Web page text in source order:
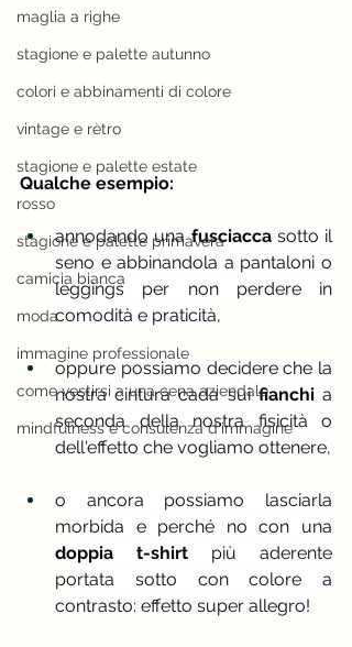
maglia a righe
stagione e palette autunno
colori e abbinamenti di colore
vintage e rètro
stagione e palette estate
rosso
stagione e palette primavera
camicia bianca
moda
immagine professionale
come vestirsi a una cena aziendale
mindfulness e consulenza d'immagine
Qualche esempio:
annodando una fusciacca sotto il
seno e abbinandola a pantaloni o
leggings per non perdere in
comodità e praticità,
oppure possiamo decidere che la
nostra cintura cada sui fianchi a
seconda della nostra fisicità o
dell'effetto che vogliamo ottenere,
o ancora possiamo lasciarla
doppia t-shirt più aderente
portata sotto con colore a
contrasto: effetto super allegro!